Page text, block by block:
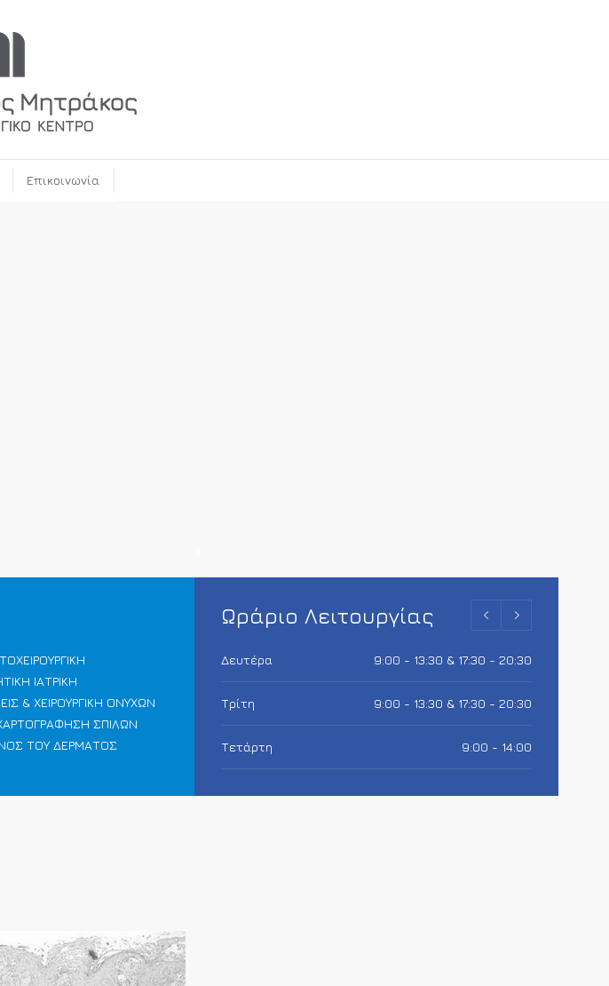
Επικοινωνία
IΑΤΡΙΚΗ
& XΕΙΡΟΥΡΓΙΚΗ OΝΥΧΩN
ΣΠΙΛΩΝ
ΤΟΥ ΔΕΡΜΑΤΟΣ
Ωράριο Λειτουργίας
Δευτέρα 9:00 - 13:30 & 17:30 - 20:30
Τρίτη 9:00 - 13:30 & 17:30 - 20:30
Τετάρτη 9:00 - 14:00